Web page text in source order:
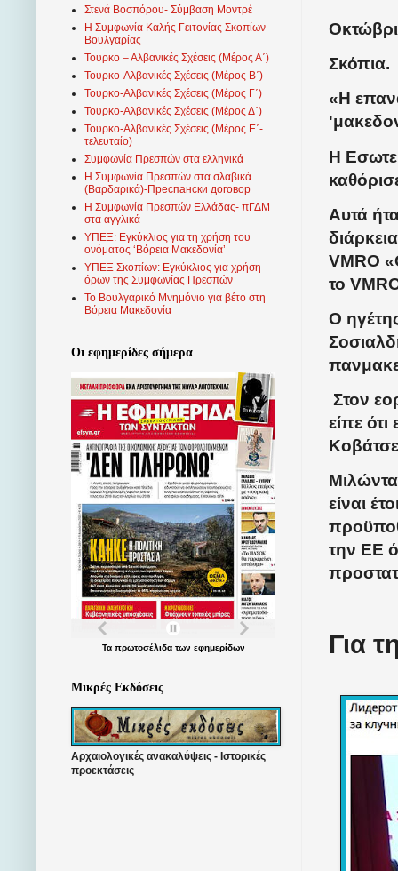
Σκόπια.
«Η
Η
Αυτά
VMRO
το
Ο
Στον
είπε
είναι
την ΕΕ
Για
Στενά Βοσπόρου- Σύμβαση Μοντρέ
Η Συμφωνία Καλής Γειτονίας Σκοπίων –
Βουλγαρίας
Τουρκο – Αλβανικές Σχέσεις (Mέρος Α΄)
Τουρκο-Αλβανικές Σχέσεις (Μέρος Β΄)
Τουρκο-Αλβανικές Σχέσεις (Μέρος Γ΄)
Τουρκο-Αλβανικές Σχέσεις (Μέρος Δ΄)
Τουρκο-Αλβανικές Σχέσεις (Μέρος Ε΄-
τελευταίο)
Συμφωνία Πρεσπών στα ελληνικά
Η Συμφωνία Πρεσπών στα σλαβικά
(Βαρδαρικά)-Преспански договор
Η Συμφωνία Πρεσπών Ελλάδας- πΓΔΜ
στα αγγλικά
ΥΠΕΞ: Εγκύκλιος για τη χρήση του
ονόματος ‘Βόρεια Μακεδονία’
ΥΠΕΞ Σκοπίων: Εγκύκλιος για χρήση
όρων της Συμφωνίας Πρεσπών
Το Βουλγαρικό Μνημόνιο για βέτο στη
Βόρεια Μακεδονία
Οι εφημερίδες σήμερα
Τα πρωτοσέλιδατων εφημερίδων
Μικρές Εκδόσεις
Αρχαιολογικές ανακαλύψεις - Ιστορικές
προεκτάσεις